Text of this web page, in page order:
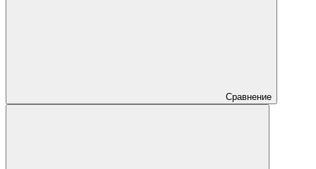
Сравнение